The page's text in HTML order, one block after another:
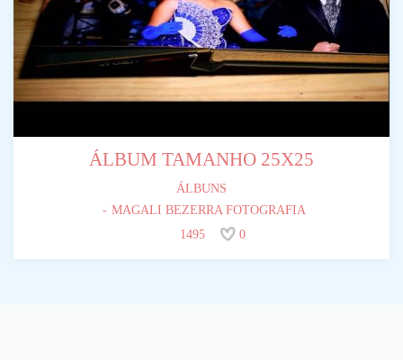
ÁLBUM TAMANHO 25X25
ÁLBUNS
MAGALI BEZERRA FOTOGRAFIA
1495
0